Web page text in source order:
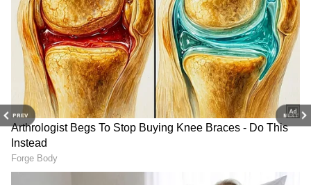
PREV NEXT
இங்கு கிடைக்கும். டெக் விளக்கக்
குறிப்புகள் மற்றும் கேஜெட் டெமோ
வீடியோக்களையும் நீங்கள் பார்க்கலாம்.